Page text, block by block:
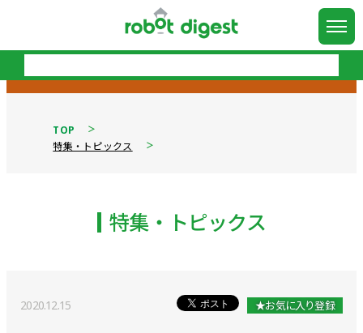
TOP
特集・トピックス
特集・トピックス
2020.12.15 ★お気に入り登録